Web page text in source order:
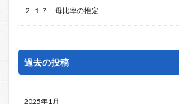
２-１７ 母比率の推定
過去の投稿
2025年1月